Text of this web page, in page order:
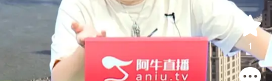
1